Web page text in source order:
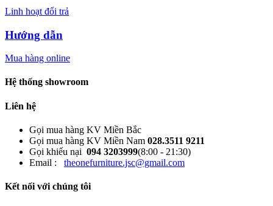
Linh hoạt đổi trả
Hướng dẫn
Mua hàng online
Hệ thống showroom
Liên hệ
Gọi mua hàng KV Miền Bắc
Gọi mua hàng KV Miền Nam 028.3511 9211
Gọi khiếu nại 094 3203999(8:00 - 21:30)
Email : theonefurniture.jsc@gmail.com
Kết nối với chúng tôi